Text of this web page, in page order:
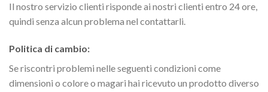
Il nostro servizio clienti risponde ai nostri clienti entro 24 ore,
quindi senza alcun problema nel contattarli.
Politica di cambio:
Se riscontri problemi nelle seguenti condizioni come
dimensioni o colore o magari hai ricevuto un prodotto diverso